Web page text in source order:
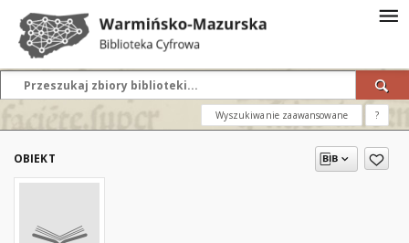
Wyszukiwanie zaawansowane ?
OBIEKT